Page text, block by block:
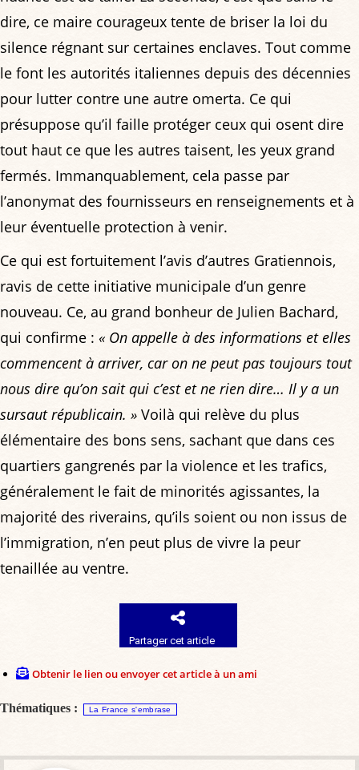
dire, ce maire courageux tente de briser la loi du
silence régnant sur certaines enclaves. Tout comme
le font les autorités italiennes depuis des décennies
pour lutter contre une autre omerta. Ce qui
présuppose qu’il faille protéger ceux qui osent dire
tout haut ce que les autres taisent, les yeux grand
fermés. Immanquablement, cela passe par
l’anonymat des fournisseurs en renseignements et à
leur éventuelle protection à venir.
Ce qui est fortuitement l’avis d’autres Gratiennois,
ravis de cette initiative municipale d’un genre
nouveau. Ce, au grand bonheur de Julien Bachard,
qui confirme : « On appelle à des informations et elles
commencent à arriver, car on ne peut pas toujours tout
nous dire qu’on sait qui c’est et ne rien dire… Il y a un
sursaut républicain. » Voilà qui relève du plus
élémentaire des bons sens, sachant que dans ces
quartiers gangrenés par la violence et les trafics,
généralement le fait de minorités agissantes, la
majorité des riverains, qu’ils soient ou non issus de
l’immigration, n’en peut plus de vivre la peur
tenaillée au ventre.
Partager cet article
Obtenir le lien ou envoyer cet article à un ami
Thématiques : La France s'embrase